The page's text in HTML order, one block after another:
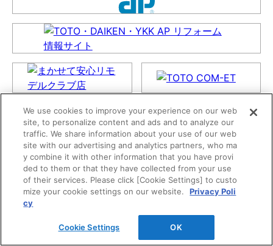
We use cookies to improve your experience on our web
site, to personalize content and ads and to analyze our
traffic. We share information about your use of our web
site with our advertising and analytics partners, who ma
y combine it with other information that you have provi
ded to them or that they have collected from your use
of their services. Please click [Cookie Settings] to custo
mize your cookie settings on our website.
Privacy Poli
cy
Cookie Settings OK